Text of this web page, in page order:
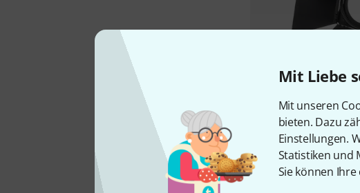
Mit Liebe
Mit unseren
bieten. Dazu
Einstellungen.
Statistiken und
Sie können